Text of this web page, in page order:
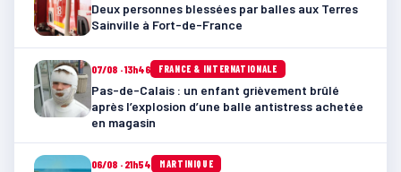
Deux personnes blessées par balles aux Terres
Sainville à Fort-de-France
07/08 · 13h46 FRANCE & INTERNATIONALE
Pas-de-Calais : un enfant grièvement brûlé
après l’explosion d’une balle antistress achetée
en magasin
06/08 · 21h54 MARTINIQUE